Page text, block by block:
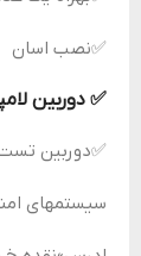
✅نصب اسان
✅ دوربین
✅دوربین
سیستمهای امنیتی